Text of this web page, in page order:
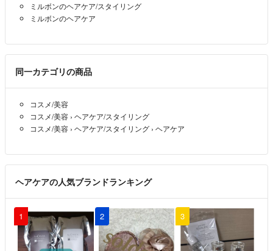
■おまとめ購入の場合、送料分お値引きいたします。
※同梱で送料が上がる場合は、その分を考慮した分をお値下げ致しま
お読みいただき、ありがとうございました。
どうぞよろしくお願い致します(*^^*)♩
ミルボンのヘアケア/スタイリング
ミルボンのヘアケア
同一カテゴリの商品
コスメ/美容
コスメ/美容 › ヘアケア/スタイリング
コスメ/美容 › ヘアケア/スタイリング › ヘアケア
ヘアケアの人気ブランドランキング
1 2 3